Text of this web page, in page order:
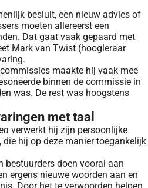
besluit, een nieuw advies of
moeten allereerst een
Dat gaat vaak gepaard met
Mark van Twist (hoogleraar
maakte hij vaak mee
binnen de commissie in
was. De rest was hoogstens
met taal
verwerkt hij zijn persoonlijke
die hij op deze manier toegankelijk
bestuurders doen vooral aan
ergens nieuwe woorden aan en